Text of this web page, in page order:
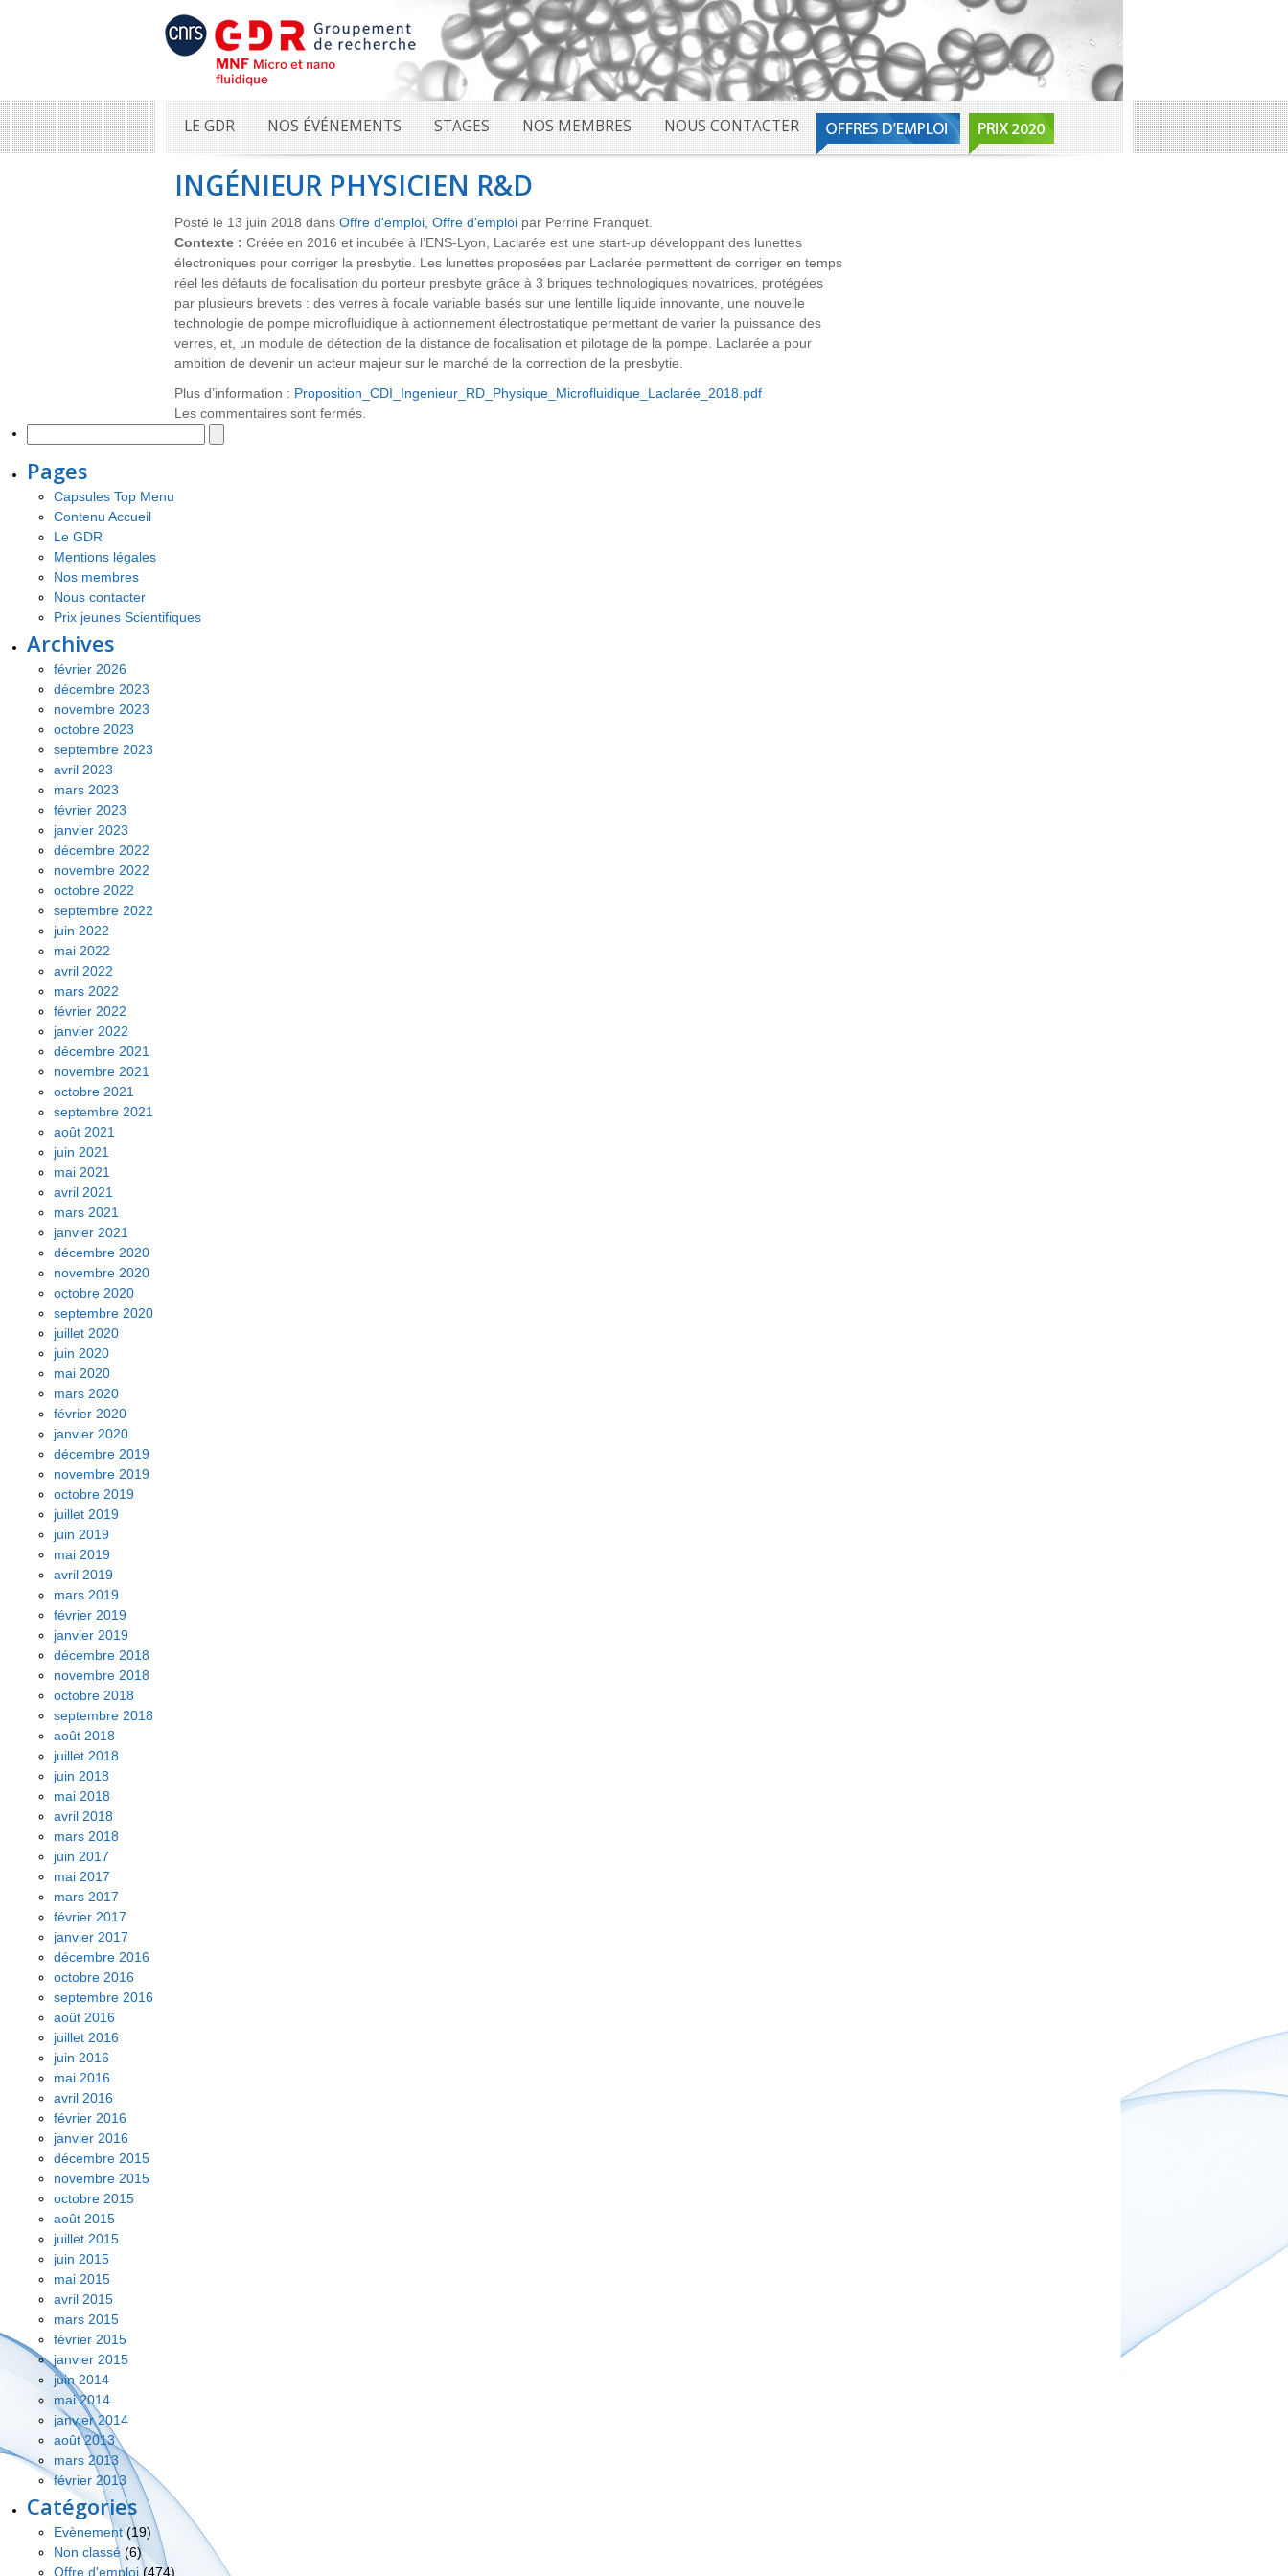
LE GDR NOS ÉVÉNEMENTS STAGES NOS MEMBRES NOUS CONTACTER
INGÉNIEUR PHYSICIEN R&D
Posté le 13 juin 2018 dans Offre d'emploi Offre d'emploi par Perrine Franquet.
Contexte : Créée en 2016 et incubée à l’ENS-Lyon, Laclarée est une start-up développant des lunettes
électroniques pour corriger la presbytie. Les lunettes proposées par Laclarée permettent de corriger en temps
réel les défauts de focalisation du porteur presbyte grâce à 3 briques technologiques novatrices, protégées
par plusieurs brevets : des verres à focale variable basés sur une lentille liquide innovante, une nouvelle
technologie de pompe microfluidique à actionnement électrostatique permettant de varier la puissance des
verres, et, un module de détection de la distance de focalisation et pilotage de la pompe. Laclarée a pour
ambition de devenir un acteur majeur sur le marché de la correction de la presbytie.
Plus d’information : Proposition_CDI_Ingenieur_RD_Physique_Microfluidique_Laclarée_2018.pdf
Les commentaires sont fermés.
Pages
Capsules Top Menu
Contenu Accueil
Le GDR
Mentions légales
Nos membres
Nous contacter
Prix jeunes Scientifiques
Archives
février 2026
décembre 2023
novembre 2023
octobre 2023
septembre 2023
avril 2023
mars 2023
février 2023
janvier 2023
décembre 2022
novembre 2022
octobre 2022
septembre 2022
juin 2022
mai 2022
avril 2022
mars 2022
février 2022
janvier 2022
décembre 2021
novembre 2021
octobre 2021
septembre 2021
août 2021
juin 2021
mai 2021
avril 2021
mars 2021
janvier 2021
décembre 2020
novembre 2020
octobre 2020
septembre 2020
juillet 2020
juin 2020
mai 2020
mars 2020
février 2020
janvier 2020
décembre 2019
novembre 2019
octobre 2019
juillet 2019
juin 2019
mai 2019
avril 2019
mars 2019
février 2019
janvier 2019
décembre 2018
novembre 2018
octobre 2018
septembre 2018
août 2018
juillet 2018
juin 2018
mai 2018
avril 2018
mars 2018
juin 2017
mai 2017
mars 2017
février 2017
janvier 2017
décembre 2016
octobre 2016
septembre 2016
août 2016
juillet 2016
juin 2016
mai 2016
avril 2016
février 2016
janvier 2016
décembre 2015
novembre 2015
octobre 2015
août 2015
juillet 2015
juin 2015
mai 2015
avril 2015
mars 2015
février 2015
janvier 2015
juin 2014
mai 2014
janvier 2014
août 2013
mars 2013
février 2013
Catégories
Evènement(19)
Non classé (6)
Offre d'emploi (474)